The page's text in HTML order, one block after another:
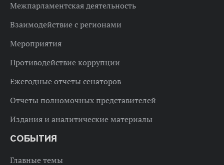
Межпарламентская деятельность
Взаимодействие с регионами
Мероприятия
Противодействие коррупции
Ежегодные отчеты сенаторов
Отчеты полномочных представителей
Издания и аналитические материалы
СОБЫТИЯ
Главные темы